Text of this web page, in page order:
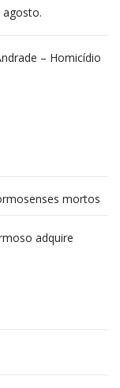
agosto.
– Homicídio
mortos
são
adquire